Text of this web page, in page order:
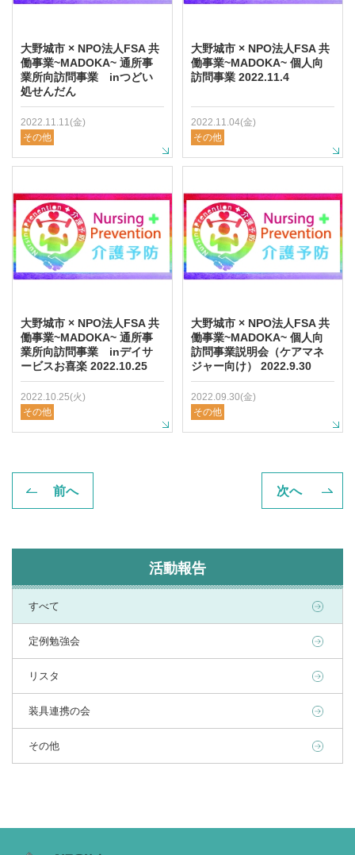
大野城市 × NPO法人FSA 共
働事業~MADOKA~ 通所事
業所向訪問事業 inつどい
処せんだん
2022.11.11(金)
その他
大野城市 × NPO法人FSA 共
働事業~MADOKA~ 個人向
訪問事業 2022.11.4
2022.11.04(金)
その他
大野城市 × NPO法人FSA 共
働事業~MADOKA~ 通所事
業所向訪問事業 inデイサ
ービスお喜楽 2022.10.25
2022.10.25(火)
その他
大野城市 × NPO法人FSA 共
働事業~MADOKA~ 個人向
訪問事業説明会（ケアマネ
ジャー向け） 2022.9.30
2022.09.30(金)
その他
前へ 次へ
活動報告
すべて
定例勉強会
リスタ
装具連携の会
その他